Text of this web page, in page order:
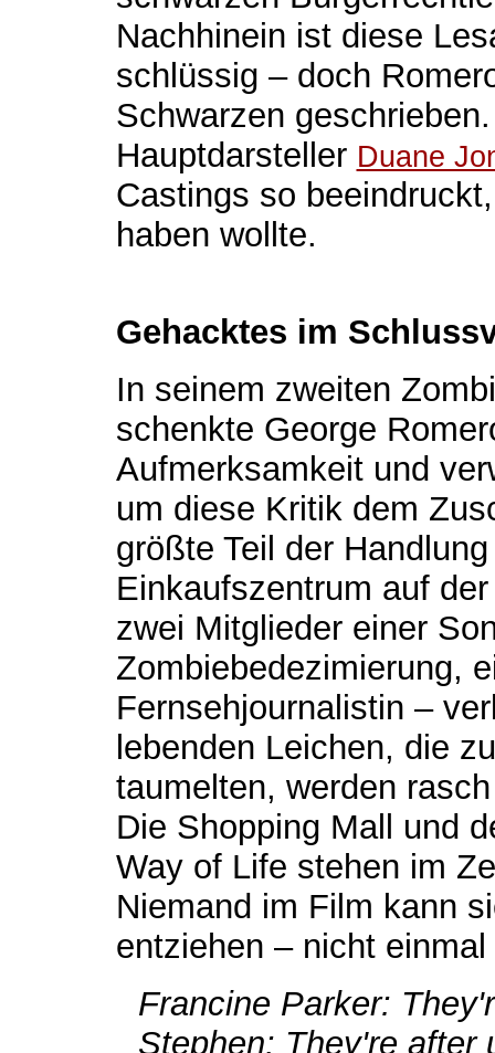
Nachhinein ist diese
schlüssig – doch
Schwarzen
Hauptdarsteller Duane
Castings so
haben wollte.
Gehacktes im
In seinem zweiten
schenkte George
Aufmerksamkeit und
um diese Kritik dem
größte Teil der
Einkaufszentrum auf
zwei Mitglieder einer
Zombiebedezimierung,
Fernsehjournalistin –
lebenden Leichen, die
taumelten, werden
Die Shopping Mall und
Way of Life stehen im
Niemand im Film kann
entziehen – nicht
Francine Parker:
Stephen: They're after